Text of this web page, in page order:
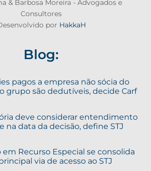
& Barbosa Moreira - Advogados e
Consultores
por HakkaH
Blog:
pagos a empresa não sócia do
grupo são dedutíveis, decide Carf
deve considerar entendimento
na data da decisão, define STJ
em Recurso Especial se consolida
via de acesso ao STJ